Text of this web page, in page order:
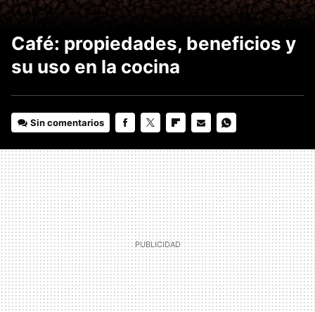
Café: propiedades, beneficios y
su uso en la cocina
Sin comentarios
MAIL